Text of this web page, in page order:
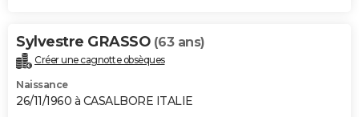
Sylvestre GRASSO (63 ans)
Créer une cagnotte obsèques
Naissance
26/11/1960 à CASALBORE ITALIE